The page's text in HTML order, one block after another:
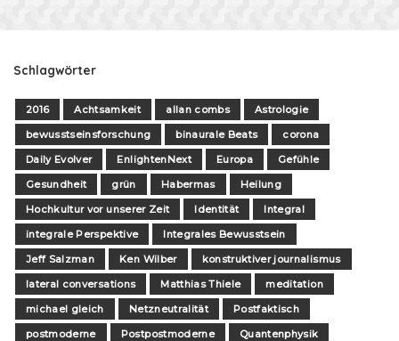
Schlagwörter
2016 Achtsamkeit allan combs
Astrologie
bewusstseinsforschung
binaurale Beats
corona
Daily Evolver
EnlightenNext Europa
Gefühle
Gesundheit
grün Habermas
Heilung
Hochkultur vor unserer Zeit
Identität
Integral
integrale Perspektive
Integrales Bewusstsein
Jeff Salzman
Ken Wilber
konstruktiver journalismus
lateral conversations
Matthias Thiele
meditation
michael gleich
Netzneutralität
Postfaktisch
postmoderne
Postpostmoderne
Quantenphysik